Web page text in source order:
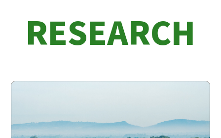
RESEARCH